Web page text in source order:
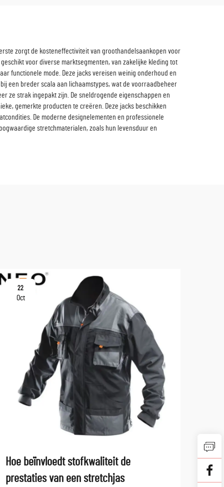
zorgt de kosteneffectiviteit van groothandelsaankopen voor
voor diverse marktsegmenten, van zakelijke kleding tot
functionele mode. Deze jacks vereisen weinig onderhoud en
een breder scala aan lichaamstypes, wat de voorraadbeheer
ze strak ingepakt zijn. De sneldrogende eigenschappen en
gemerkte producten te creëren. Deze jacks beschikken
De moderne designelementen en professionele
stretchmaterialen, zoals hun levensduur en
22
Oct
Hoe beïnvloedt stofkwaliteit de
prestaties van een stretchjas